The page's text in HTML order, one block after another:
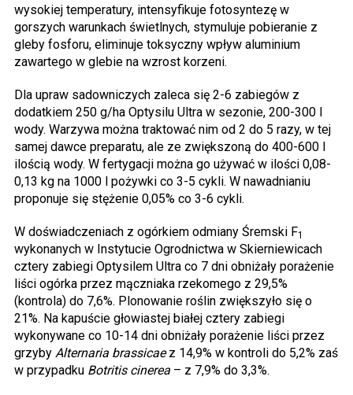
wysokiej temperatury, intensyfikuje fotosyntezę w
gorszych warunkach świetlnych, stymuluje pobieranie z
gleby fosforu, eliminuje toksyczny wpływ aluminium
zawartego w glebie na wzrost korzeni.
Dla upraw sadowniczych zaleca się 2-6 zabiegów z
dodatkiem 250 g/ha Optysilu Ultra w sezonie, 200-300 l
wody. Warzywa można traktować nim od 2 do 5 razy, w tej
samej dawce preparatu, ale ze zwiększoną do 400-600 l
ilością wody. W fertygacji można go używać w ilości 0,08-
0,13 kg na 1000 l pożywki co 3-5 cykli. W nawadnianiu
proponuje się stężenie 0,05% co 3-6 cykli.
W doświadczeniach z ogórkiem odmiany Śremski F1
wykonanych w Instytucie Ogrodnictwa w Skierniewicach
cztery zabiegi Optysilem Ultra co 7 dni obniżały porażenie
liści ogórka przez mączniaka rzekomego z 29,5%
(kontrola) do 7,6%. Plonowanie roślin zwiększyło się o
21%. Na kapuście głowiastej białej cztery zabiegi
wykonywane co 10-14 dni obniżały porażenie liści przez
grzyby Alternaria brassicaez 14,9% w kontroli do 5,2% zaś
w przypadku Botritis cinerea – z 7,9% do 3,3%.